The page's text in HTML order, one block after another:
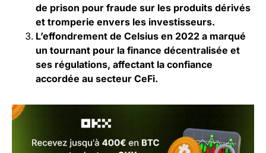
de prison pour fraude sur les produits dérivés
et tromperie envers les investisseurs.
L’effondrement de Celsius en 2022 a marqué
un tournant pour la finance décentralisée et
ses régulations, affectant la confiance
accordée au secteur CeFi.